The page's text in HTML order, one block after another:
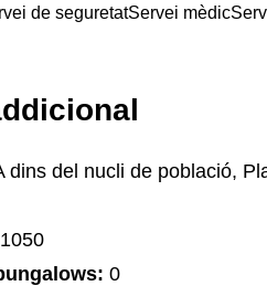
de seguretatServei mèdic
dins del nucli de població,
1050
0